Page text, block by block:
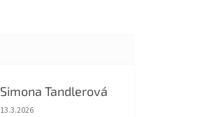
Simona Tandlerová
Hodnocení obchodu je 5 z 5 hvězdiček.
13.3.2026